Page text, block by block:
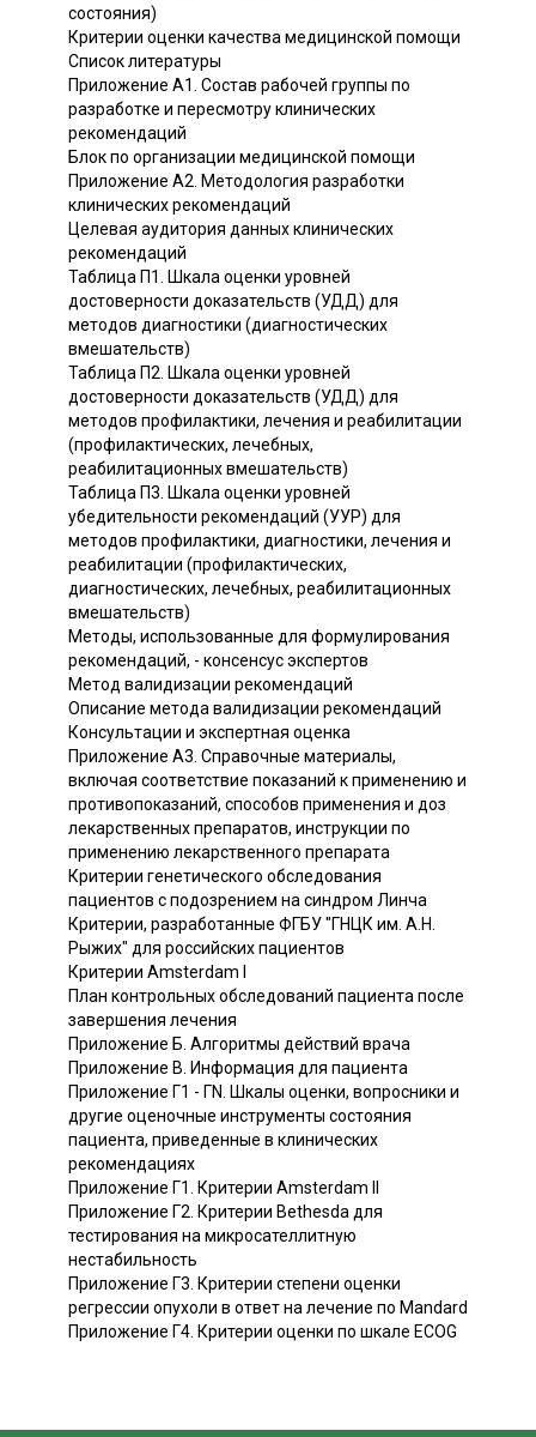
состояния)
Критерии оценки качества медицинской помощи
Список литературы
Приложение А1. Состав рабочей группы по
разработке и пересмотру клинических
рекомендаций
Блок по организации медицинской помощи
Приложение А2. Методология разработки
клинических рекомендаций
Целевая аудитория данных клинических
рекомендаций
Таблица П1. Шкала оценки уровней
достоверности доказательств (УДД) для
методов диагностики (диагностических
вмешательств)
Таблица П2. Шкала оценки уровней
достоверности доказательств (УДД) для
методов профилактики, лечения и реабилитации
(профилактических, лечебных,
реабилитационных вмешательств)
Таблица П3. Шкала оценки уровней
убедительности рекомендаций (УУР) для
методов профилактики, диагностики, лечения и
реабилитации (профилактических,
диагностических, лечебных, реабилитационных
вмешательств)
Методы, использованные для формулирования
рекомендаций, - консенсус экспертов
Метод валидизации рекомендаций
Описание метода валидизации рекомендаций
Консультации и экспертная оценка
Приложение А3. Справочные материалы,
включая соответствие показаний к применению и
противопоказаний, способов применения и доз
лекарственных препаратов, инструкции по
применению лекарственного препарата
Критерии генетического обследования
пациентов с подозрением на синдром Линча
Критерии, разработанные ФГБУ "ГНЦК им. А.Н.
Рыжих" для российских пациентов
Критерии Amsterdam I
План контрольных обследований пациента после
завершения лечения
Приложение Б. Алгоритмы действий врача
Приложение В. Информация для пациента
Приложение Г1 - ГN. Шкалы оценки, вопросники и
другие оценочные инструменты состояния
пациента, приведенные в клинических
рекомендациях
Приложение Г1. Критерии Amsterdam II
Приложение Г2. Критерии Bethesda для
тестирования на микросателлитную
нестабильность
Приложение Г3. Критерии степени оценки
регрессии опухоли в ответ на лечение по Mandard
Приложение Г4. Критерии оценки по шкале ECOG